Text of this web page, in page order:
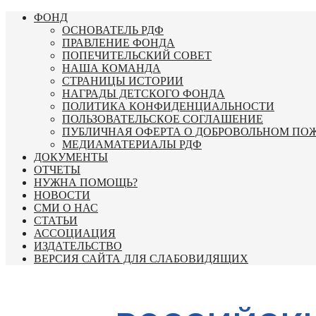
Перейти
содержимому
ФОНД
ОСНОВАТЕЛЬ РДФ
ПРАВЛЕНИЕ ФОНДА
ПОПЕЧИТЕЛЬСКИЙ СОВЕТ
НАША КОМАНДА
СТРАНИЦЫ ИСТОРИИ
НАГРАДЫ ДЕТСКОГО ФОНДА
ПОЛИТИКА КОНФИДЕНЦИАЛЬНОСТИ
ПОЛЬЗОВАТЕЛЬСКОЕ СОГЛАШЕНИЕ
ПУБЛИЧНАЯ ОФЕРТА О ДОБРОВОЛЬНОМ
МЕДИАМАТЕРИАЛЫ РДФ
ДОКУМЕНТЫ
ОТЧЕТЫ
НУЖНА ПОМОЩЬ?
НОВОСТИ
СМИ О НАС
СТАТЬИ
АССОЦИАЦИЯ
ИЗДАТЕЛЬСТВО
ВЕРСИЯ САЙТА ДЛЯ СЛАБОВИДЯЩИХ